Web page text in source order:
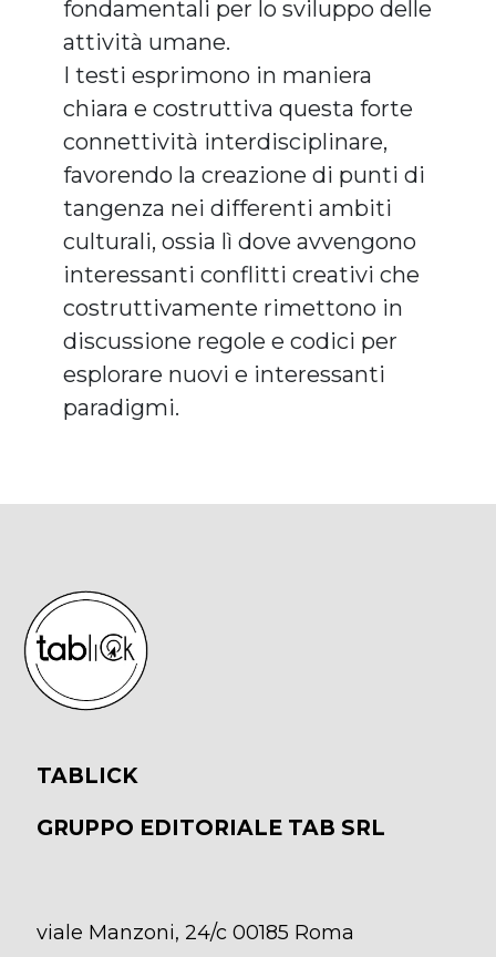
fondamentali per lo sviluppo delle
attività umane.
I testi esprimono in maniera
chiara e costruttiva questa forte
connettività interdisciplinare,
favorendo la creazione di punti di
tangenza nei differenti ambiti
culturali, ossia lì dove avvengono
interessanti conflitti creativi che
costruttivamente rimettono in
discussione regole e codici per
esplorare nuovi e interessanti
paradigmi.
TABLICK
GRUPPO EDITORIALE TAB SRL
viale Manzoni, 24/c 00185 Roma